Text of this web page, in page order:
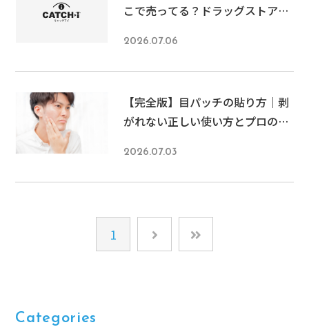
こで売ってる？ドラッグストア・
裏ワザを徹底解説
2026.07.06
【完全版】目パッチの貼り方｜剥
がれない正しい使い方とプロのコ
2026.07.03
1
Categories